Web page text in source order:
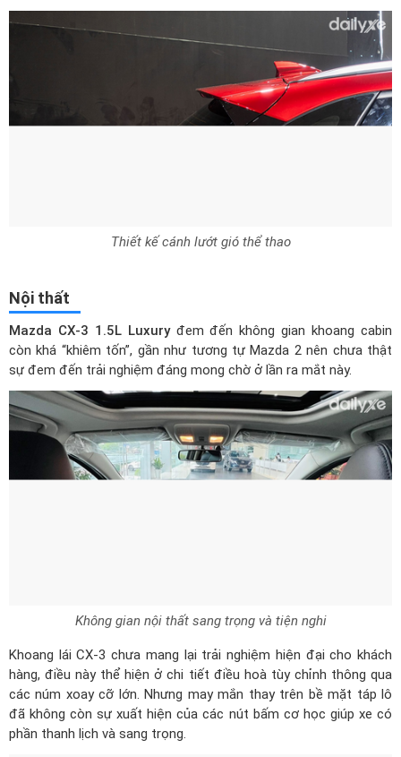
Thiết kế cánh lướt gió thể thao
Nội thất
Mazda CX-3 1.5L Luxuryđem đến không gian khoang cabin
còn khá “khiêm tốn”, gần như tương tự Mazda 2 nên chưa thật
sự đem đến trải nghiệm đáng mong chờ ở lần ra mắt này.
Không gian nội thất sang trọng và tiện nghi
Khoang lái CX-3 chưa mang lại trải nghiệm hiện đại cho khách
hàng, điều này thể hiện ở chi tiết điều hoà tùy chỉnh thông qua
các núm xoay cỡ lớn. Nhưng may mắn thay trên bề mặt táp lô
đã không còn sự xuất hiện của các nút bấm cơ học giúp xe có
phần thanh lịch và sang trọng.